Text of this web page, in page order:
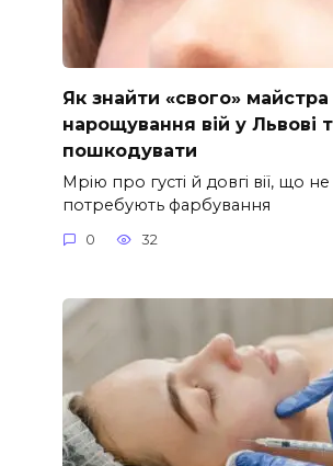
Як знайти «свого» майстра
нарощування вій у Львові
пошкодувати
Мрію про густі й довгі вії, що не
потребують фарбування
0 32